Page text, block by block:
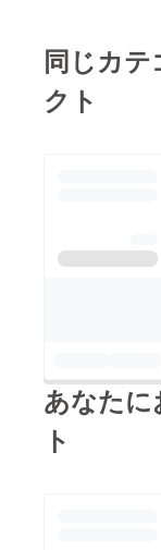
同じカテ
クト
あなたに
ト